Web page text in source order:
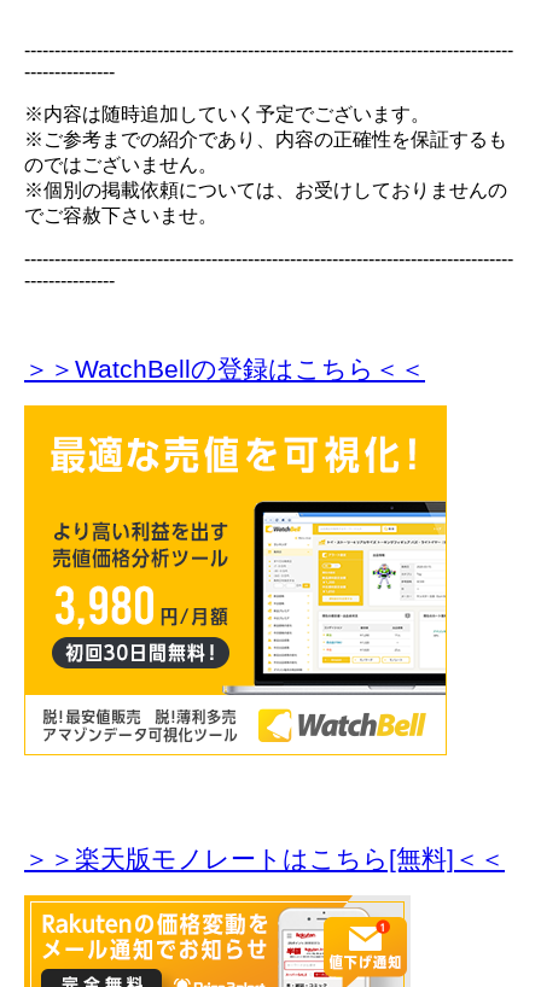
---------------------------------------------------------------------------------
---------------
※内容は随時追加していく予定でございます。
※ご参考までの紹介であり、内容の正確性を保証するも
のではございません。
※個別の掲載依頼については、お受けしておりませんの
でご容赦下さいませ。
---------------------------------------------------------------------------------
---------------
＞＞WatchBellの登録はこちら＜＜
＞＞楽天版モノレートはこちら[無料]＜＜